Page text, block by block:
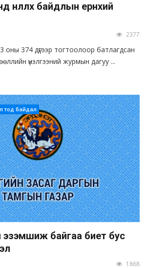
байдлын ерөнхий
2377
оны 374 дүгээр тогтоолоор батлагдсан
үнэлгээний журмын дагуу ...
тод байдал
эзэмшиж байгаа биет бус
1868